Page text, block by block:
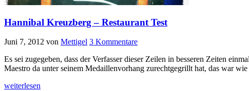
Hannibal Kreuzberg – Restaurant Test
Juni 7, 2012 von Mettigel 3 Kommentare
Es sei zugegeben, dass der Verfasser dieser Zeilen in besseren Zeiten
Maestro da unter seinem Medaillenvorhang zurechtgegrillt hat, das war
weiterlesen